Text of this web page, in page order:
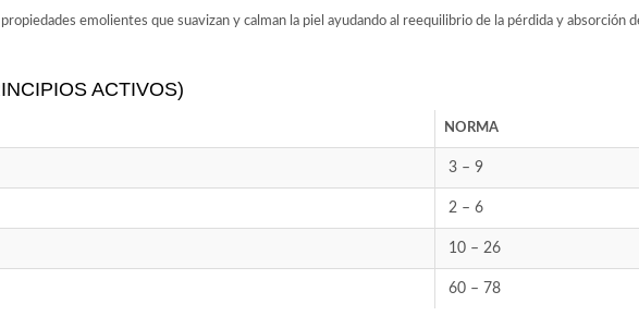
emolientes que suavizan y calman la piel ayudando al reequilibrio de la pérdida y absorción
ACTIVOS)
NORMA
3 – 9
2 – 6
10 – 26
60 – 78